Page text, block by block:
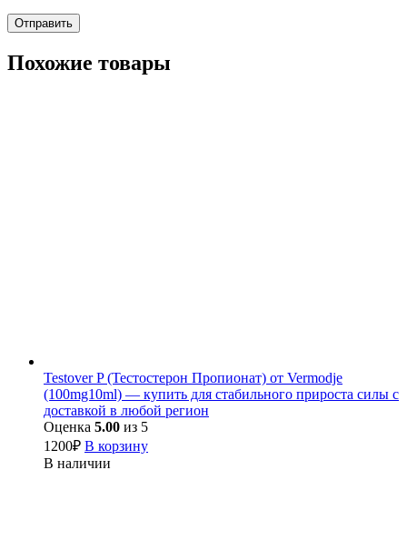
Похожие товары
Testover P (Тестостерон Пропионат) от Vermodje
(100mg10ml) — купить для стабильного прироста силы с
доставкой в любой регион
Оценка 5.00 из 5
1200₽ В корзину
В наличии